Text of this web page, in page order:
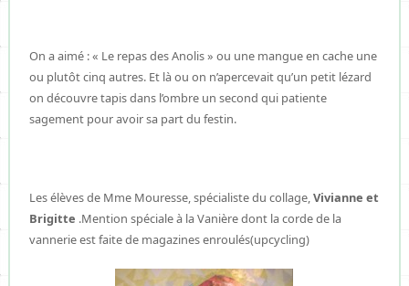
On a aimé : « Le repas des Anolis » ou une mangue en cache une
ou plutôt cinq autres. Et là ou on n’apercevait qu’un petit lézard
on découvre tapis dans l’ombre un second qui patiente
sagement pour avoir sa part du festin.
Les élèves de Mme Mouresse, spécialiste du collage,Vivianne et
Brigitte .Mention spéciale à la Vanière dont la corde de la
vannerie est faite de magazines enroulés(upcycling)